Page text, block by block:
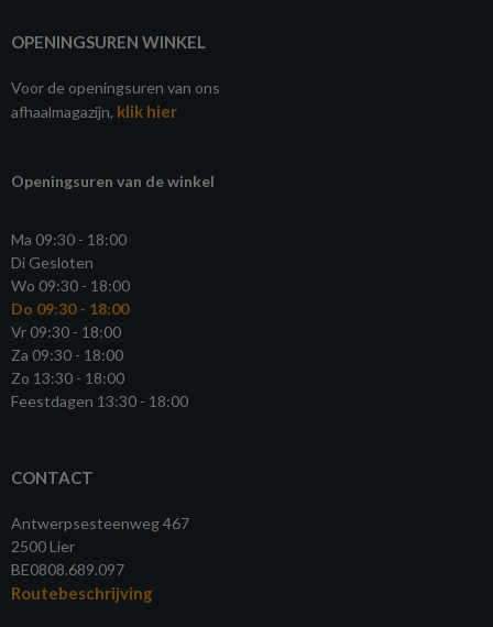
OPENINGSUREN WINKEL
Voor de openingsuren van ons
afhaalmagazijn, klik hier
Openingsuren van de winkel
Ma 09:30 - 18:00
Di Gesloten
Wo 09:30 - 18:00
Do 09:30 - 18:00
Vr 09:30 - 18:00
Za 09:30 - 18:00
Zo 13:30 - 18:00
Feestdagen 13:30 - 18:00
CONTACT
Antwerpsesteenweg 467
2500 Lier
BE0808.689.097
Routebeschrijving